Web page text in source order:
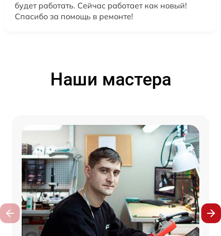
будет работать. Сейчас работает как новый!
Спасибо за помощь в ремонте!
Наши мастера